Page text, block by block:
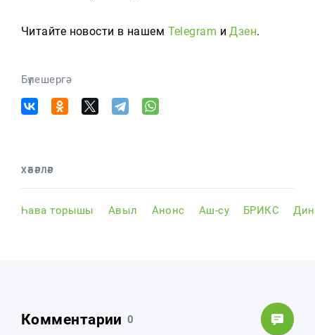
Читайте новости в нашем Telegram иДзен.
Бүлешергә
ХӘБӘРЛӘР
Һава торышы Авыл Анонс Аш-су БРИКС Дин
Комментарии 0